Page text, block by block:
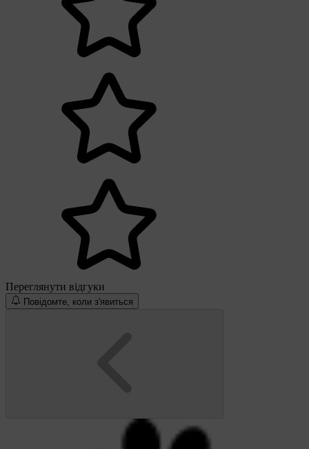
Переглянути відгуки
Повідомте, коли з'явиться